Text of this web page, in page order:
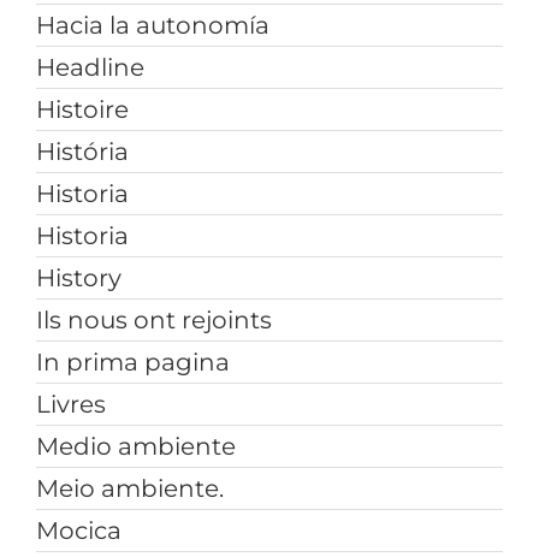
Hacia la autonomía
Headline
Histoire
História
Historia
Historia
History
Ils nous ont rejoints
In prima pagina
Livres
Medio ambiente
Meio ambiente.
Mocica